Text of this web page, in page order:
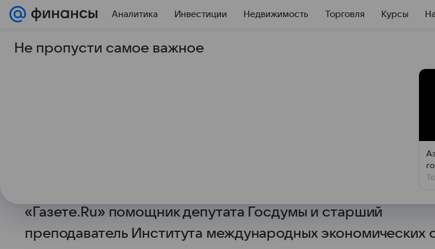
Аналитика Инвестиции Недвижимость Торговля Курсы
23 октября 2025 Финансы Mail
расширения льготной ипотеки в
Расширение льготной ипотеки на семьи с детьми до 14 лет
«Газете.Ru» помощник депутата Госдумы и старший
преподаватель Института международных экономических
Не пропусти самое важное